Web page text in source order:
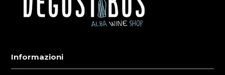
Informazioni